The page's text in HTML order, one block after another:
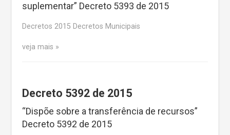
suplementar” Decreto 5393 de 2015
Decretos 2015 Decretos Municipais
veja mais
Decreto 5392 de 2015
“Dispõe sobre a transferência de recursos”
Decreto 5392 de 2015